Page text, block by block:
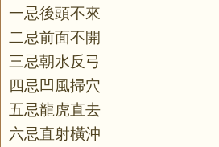
一忌後頭不來
二忌前面不開
三忌朝水反弓
四忌凹風掃穴
五忌龍虎直去
六忌直射橫沖